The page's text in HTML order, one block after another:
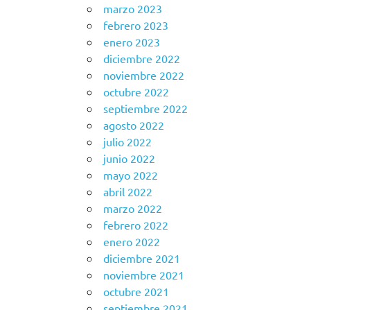
marzo 2023
febrero 2023
enero 2023
diciembre 2022
noviembre 2022
octubre 2022
septiembre 2022
agosto 2022
julio 2022
junio 2022
mayo 2022
abril 2022
marzo 2022
febrero 2022
enero 2022
diciembre 2021
noviembre 2021
octubre 2021